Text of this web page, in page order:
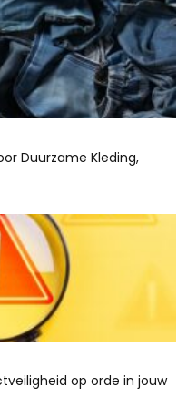
Duurzame Kleding,
op orde in jouw